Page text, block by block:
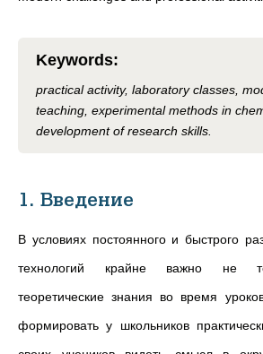
Keywords:
practical activity, laboratory classes,
teaching, experimental methods in
development of research skills.
1. Введение
В условиях постоянного и быстрого
технологий крайне важно не
теоретические знания во время
формировать у школьников